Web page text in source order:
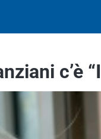
c’è